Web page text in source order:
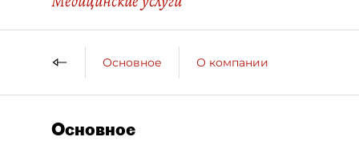
Основное О компании
Основное